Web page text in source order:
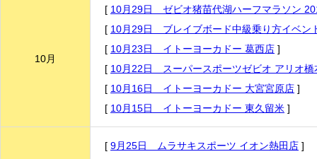
10月
[ 10月29日 ゼビオ猪苗代湖ハーフマラソン
[ 10月29日 ブレイブボード中級乗り方イベン
[ 10月23日 イトーヨーカドー 葛西店 ]
[ 10月22日 スーパースポーツゼビオ アリオ橋
[ 10月16日 イトーヨーカドー 大宮宮原店 ]
[ 10月15日 イトーヨーカドー 東久留米 ]
[ 9月25日 ムラサキスポーツ イオン熱田店 ]